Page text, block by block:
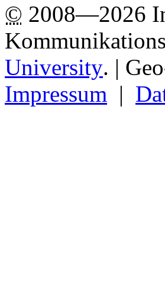
© 2008—2026
University. |
Impressum |